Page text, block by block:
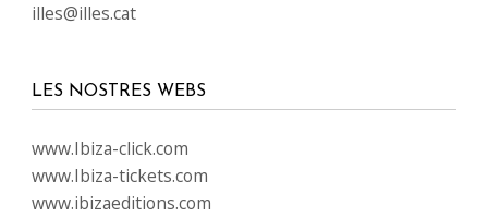
illes@illes.cat
LES NOSTRES WEBS
www.Ibiza-click.com
www.Ibiza-tickets.com
www.ibizaeditions.com